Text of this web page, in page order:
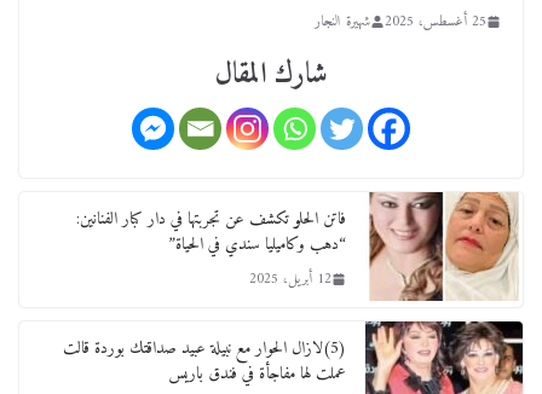
25 أغسطس، 2025 شهيرة النجار
شارك المقال
فاتن الحلو تكشف عن تجربتها في دار كبار الفنانين:
“دهب وكاميليا سندي في الحياة”
12 أبريل، 2025
(5)لازال الحوار مع نبيلة عبيد صداقتك بوردة قالت
عملت لها مفاجأة في فندق باريس